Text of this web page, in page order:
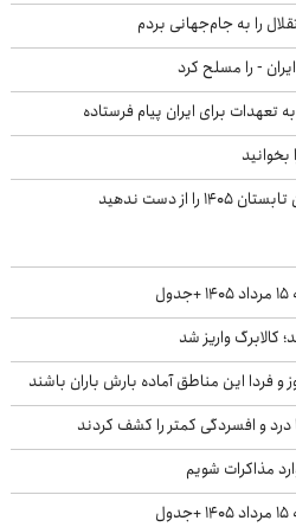
را به جام‌جهانی بردم
- را مسلح کرد
تعهدات برای ایران پیام فرستاده
دست ندهید
کالابرگ واریز شد
و فردا این مناطق آماده بارش باران باشند
و افسردگی کمتر را کشف کردند
مذاکرات شویم